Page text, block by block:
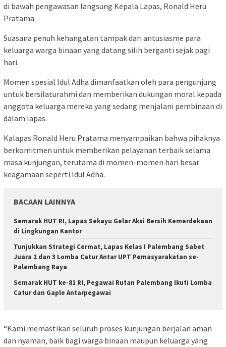
di bawah pengawasan langsung Kepala Lapas, Ronald Heru
Pratama.
Suasana penuh kehangatan tampak dari antusiasme para
keluarga warga binaan yang datang silih berganti sejak pagi
hari.
Momen spesial Idul Adha dimanfaatkan oleh para pengunjung
untuk bersilaturahmi dan memberikan dukungan moral kepada
anggota keluarga mereka yang sedang menjalani pembinaan di
dalam lapas.
Kalapas Ronald Heru Pratama menyampaikan bahwa pihaknya
berkomitmen untuk memberikan pelayanan terbaik selama
masa kunjungan, terutama di momen-momen hari besar
keagamaan seperti Idul Adha.
BACAAN LAINNYA
Semarak HUT RI, Lapas Sekayu Gelar Aksi Bersih Kemerdekaan
di Lingkungan Kantor
Tunjukkan Strategi Cermat, Lapas Kelas I Palembang Sabet
Juara 2 dan 3 Lomba Catur Antar UPT Pemasyarakatan se-
Palembang Raya
Semarak HUT ke-81 RI, Pegawai Rutan Palembang Ikuti Lomba
Catur dan Gaple Antarpegawai
“Kami memastikan seluruh proses kunjungan berjalan aman
dan nyaman, baik bagi warga binaan maupun keluarga yang